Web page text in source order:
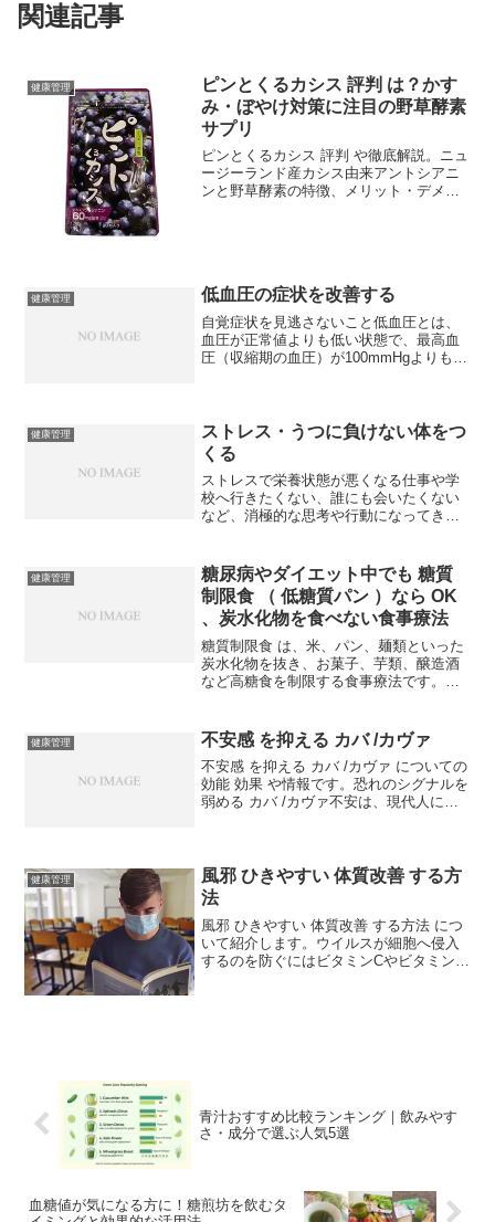
関連記事
健康管理
ピンとくるカシス 評判 は？かす
み・ぼやけ対策に注目の野草酵素
サプリ
ピンとくるカシス 評判 や徹底解説。ニュ
ージーランド産カシス由来アントシアニ
ンと野草酵素の特徴、メリット・デメリ
健康管理 低血圧の症状を改善する
自覚症状を見逃さないこと低血圧とは、
血圧が正常値よりも低い状態で、最高血
圧（収縮期の血圧）が100mmHgよりも低
状がみられることが...
健康管理
ストレス・うつに負けない体をつ
くる
ストレスで栄養状態が悪くなる仕事や学
校へ行きたくない、誰にも会いたくない
など、消極的な思考や行動になってきた
り、とても深刻な状況に陥ってしまう人
が増えているといわれています...
健康管理
糖尿病やダイエット中でも 糖質
制限食 （ 低糖質パン ）なら OK
、炭水化物を食べない食事療法
糖質制限食 は、米、パン、麺類といった
炭水化物を抜き、お菓子、芋類、醸造酒
など高糖食を制限する食事療法です。主
とができ、油も OK です。炭水化物にだ
け厳重に注意します...
健康管理 不安感 を抑える カバ /カヴァ
不安感 を抑える カバ /カヴァ についての
効能 効果 や情報です。恐れのシグナルを
弱める カバ /カヴァ不安は、現代人にと
てい...
健康管理
風邪 ひきやすい 体質改善 する方
法
風邪 ひきやすい 体質改善 する方法 につ
いて紹介します。ウイルスが細胞へ侵入
するのを防ぐにはビタミンCやビタミンE
青汁おすすめ比較ランキング｜飲みやす
さ・成分で選ぶ人気5選
血糖値が気になる方に！糖煎坊を飲むタ